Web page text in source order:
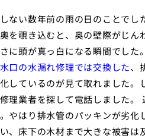
ない数年前の雨の日のことで
を覗き込むと、奥の壁際がじ
に頭が真っ白になる瞬間でした
口の水漏れ修理では交換した、
しているのが見て取れました
理業者を探して電話しました
やはり排水管のパッキンが劣
、床下の木材まで大きな被害